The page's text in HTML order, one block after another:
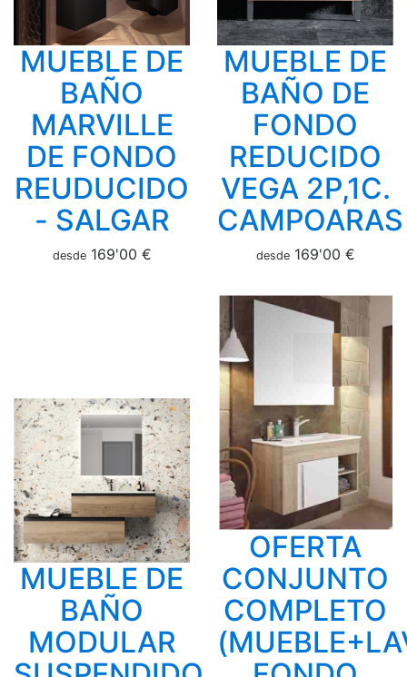
MUEBLE DE
BAÑO
MARVILLE
DE FONDO
REUDUCIDO
- SALGAR
desde169'00 €
MUEBLE DE
BAÑO DE
FONDO
REDUCIDO
VEGA 2P,1C.
CAMPOARAS
desde169'00 €
MUEBLE DE
BAÑO
MODULAR
OFERTA
CONJUNTO
COMPLETO